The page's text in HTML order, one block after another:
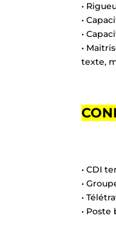
•
•
•
•
texte,
• CDI
•
•
• Poste